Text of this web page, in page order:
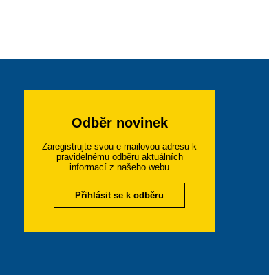
Odběr novinek
Zaregistrujte svou e-mailovou adresu k
pravidelnému odběru aktuálních
informací z našeho webu
Přihlásit se k odběru